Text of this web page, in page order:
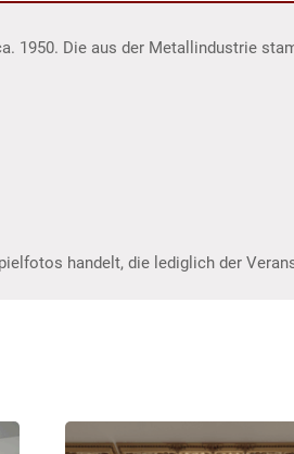
Die aus der Metallindustrie
handelt, die lediglich der